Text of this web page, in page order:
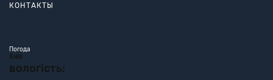
КОНТАКТЫ
Погода
Київ
вологість: